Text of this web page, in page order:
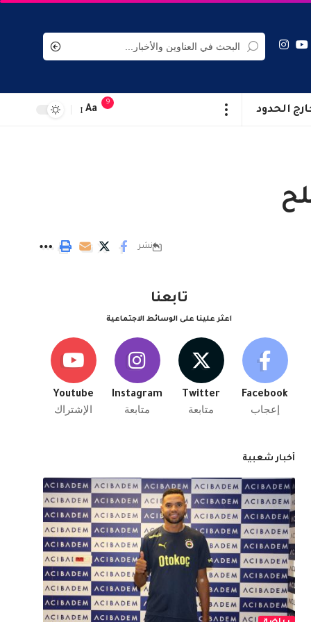
الحدود
9
Aa
نشر
تابعنا
اعثر علينا على الوسائط الاجتماعية
Facebook
إعجاب
Twitter
متابعة
Instagram
متابعة
Youtube
الإشتراك
أخبار شعبية